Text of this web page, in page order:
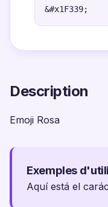
&#x1F339;
Description
Emoji Rosa
Exemples
Aquí está el